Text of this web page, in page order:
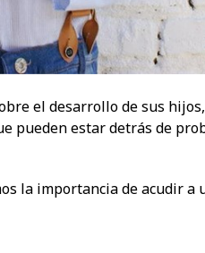
el desarrollo de sus
pueden estar detrás de
la importancia de acudir a